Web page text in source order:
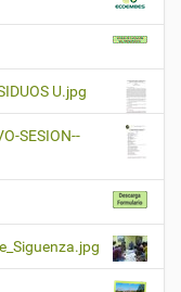
U.jpg
SESION--